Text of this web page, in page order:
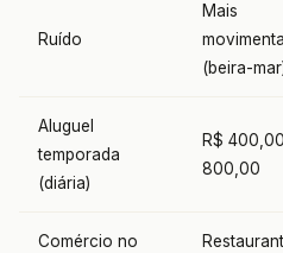
Ruído
Mais
(beira-
Aluguel
temporada
(diária)
R$
800,00
Comércio no